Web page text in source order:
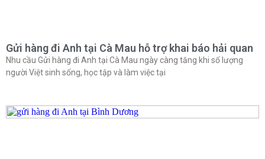
Gửi hàng đi Anh tại Cà Mau hỗ trợ khai báo hải quan
Nhu cầu Gửi hàng đi Anh tại Cà Mau ngày càng tăng khi số lượng
người Việt sinh sống, học tập và làm việc tại